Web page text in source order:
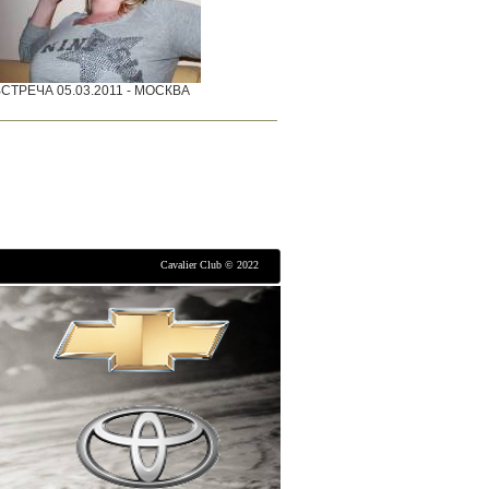
05.03.2011 - МОСКВА
Cavalier Club © 2022